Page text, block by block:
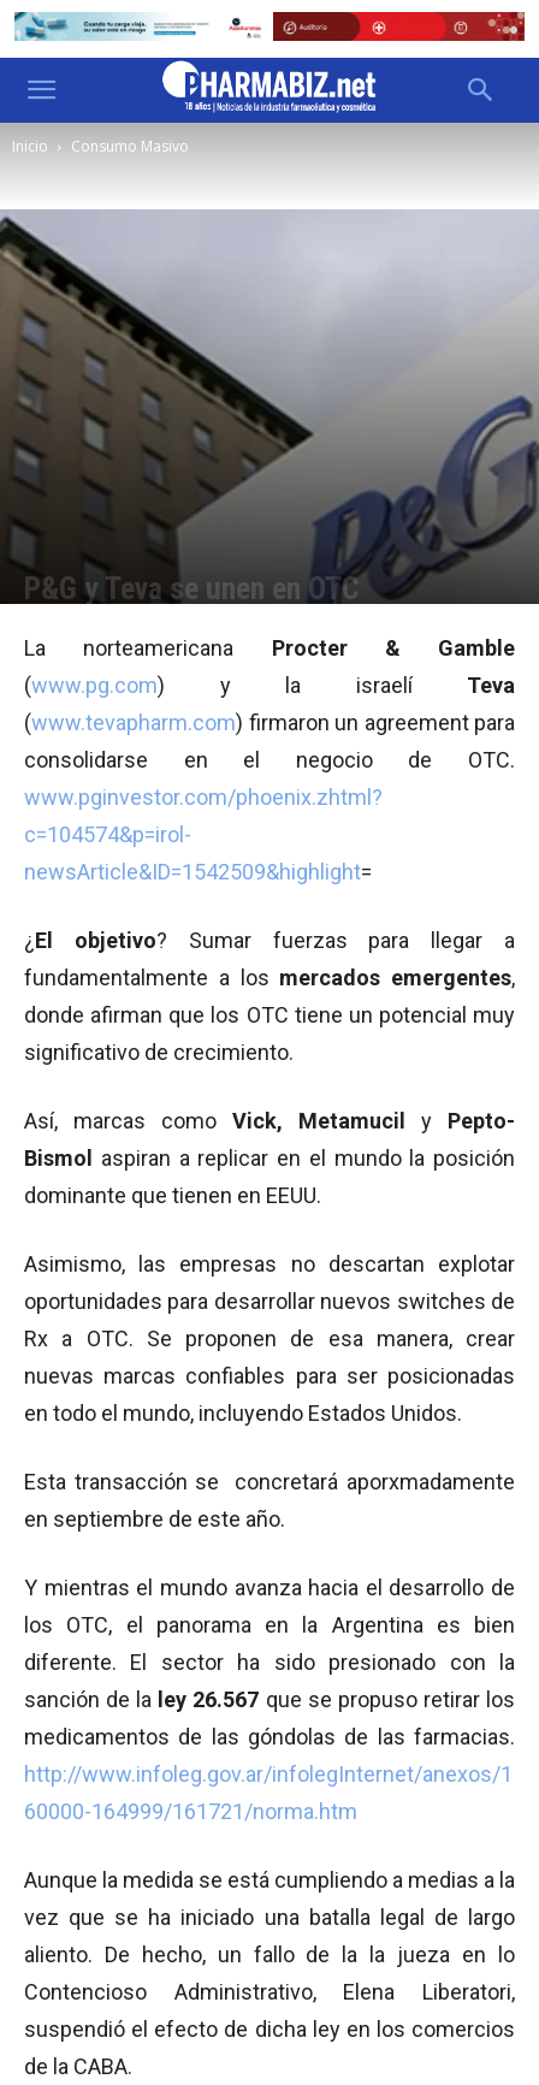
Inicio Consumo Masivo
P&G y Teva se unen en OTC
La norteamericana Procter & Gamble
(www.pg.com) y la israelí Teva
(www.tevapharm.com) firmaron un agreement para
consolidarse en el negocio de OTC.
www.pginvestor.com/phoenix.zhtml?
c=104574&p=irol-
newsArticle&ID=1542509&highlight=
¿El objetivo? Sumar fuerzas para llegar a
fundamentalmente a los mercados emergentes,
donde afirman que los OTC tiene un potencial muy
significativo de crecimiento.
Así, marcas como Vick, Metamucil y Pepto-
Bismol
aspiran a replicar en el mundo la posición
dominante que tienen en EEUU.
Asimismo, las empresas no descartan explotar
oportunidades para desarrollar nuevos switches de
Rx a OTC. Se proponen de esa manera, crear
nuevas marcas confiables para ser posicionadas
en todo el mundo, incluyendo Estados Unidos.
Esta transacción se concretará aporxmadamente
en septiembre de este año.
Y mientras el mundo avanza hacia el desarrollo de
los OTC, el panorama en la Argentina es bien
diferente. El sector ha sido presionado con la
sanción de la ley 26.567 que se propuso retirar los
medicamentos de las góndolas de las farmacias.
http://www.infoleg.gov.ar/infolegInternet/anexos/1
60000-164999/161721/norma.htm
Aunque la medida se está cumpliendo a medias a la
vez que se ha iniciado una batalla legal de largo
aliento. De hecho, un fallo de la la jueza en lo
Contencioso Administrativo, Elena Liberatori,
suspendió el efecto de dicha ley en los comercios
de la CABA.